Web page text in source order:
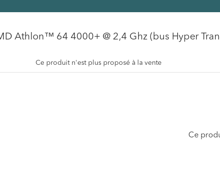
Athlon™ 64 4000+ @ 2,4 Ghz (bus Hyper
Ce produit n'est plus proposé à la vente
Ce